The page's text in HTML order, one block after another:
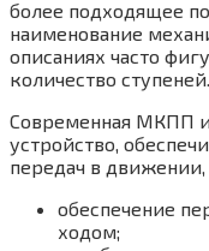
более подходящее
наименование
описаниях часто
количество ступеней.
Современная МКПП
устройство,
передач в
обеспечение
ходом;